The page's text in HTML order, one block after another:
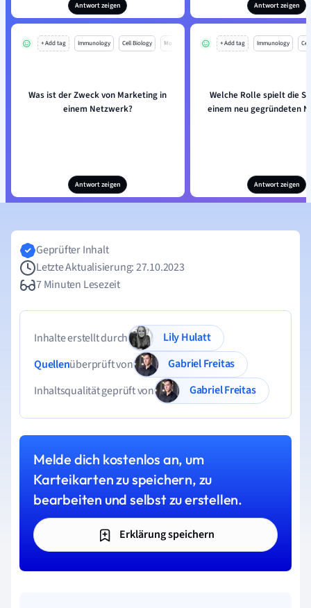
Antwort zeigen Antwort zeigen
+ Add tag Immunology Cell Biology Mo
Was ist der Zweck von Marketing in
einem Netzwerk?
Antwort zeigen
+ Add tag Immunology
Welche Rolle spielt die
einem neu gegründeten
Antwort zeigen
Geprüfter Inhalt
Letzte Aktualisierung: 27.10.2023
7 Minuten Lesezeit
Inhalte erstellt durch
Lily Hulatt
Quellenüberprüft von
Gabriel Freitas
Inhaltsqualität geprüft von
Gabriel Freitas
Melde dich kostenlos an, um
Karteikarten zu speichern, zu
bearbeiten und selbst zu erstellen.
Erklärung speichern